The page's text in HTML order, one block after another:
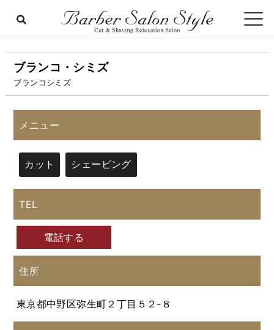
ブランコ・シミズ
ブランコシミズ
メニュー
カット シェービング
TEL
電話する
住所
東京都中野区弥生町２丁目５２-８